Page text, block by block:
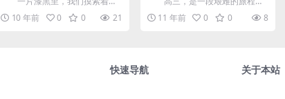
扇通往天堂的大门。曾经我们都
以为它离得太远，一次的跌...
10 年前 0 0 21
在风雨载途和布满荆棘的旅程
中，我们像冬泥中的紫藤和木...
11 年前 0 0 8
快速导航 关于本站